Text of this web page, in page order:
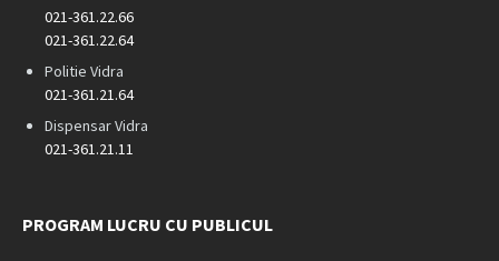
021-361.22.66
021-361.22.64
Politie Vidra
021-361.21.64
Dispensar Vidra
021-361.21.11
PROGRAM LUCRU CU PUBLICUL